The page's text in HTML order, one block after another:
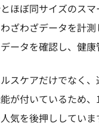
ほぼ同サイズのス
ざわざデータを計
ータを確認し、健
スケアだけでなく
が付いているため
気を後押ししていま